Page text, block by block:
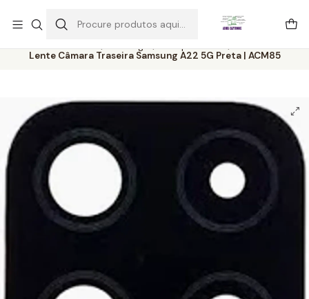
Início Catálogo
Componentes
Lente Câmara Traseira Samsung A22 5G Preta | ACM85